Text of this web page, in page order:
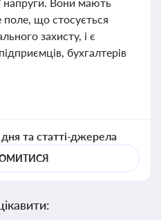
поле, що стосується
захисту, і є
бухгалтерів
та статті-джерела